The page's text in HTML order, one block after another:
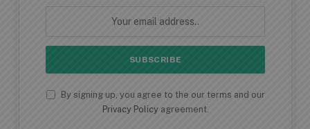
By signing up, you agree to the our terms and our
Privacy Policyagreement.